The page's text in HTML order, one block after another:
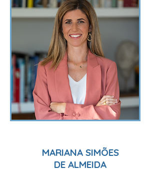
MARIANA SIMÕES
DE ALMEIDA